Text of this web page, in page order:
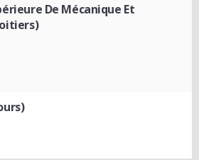
De Mécanique Et